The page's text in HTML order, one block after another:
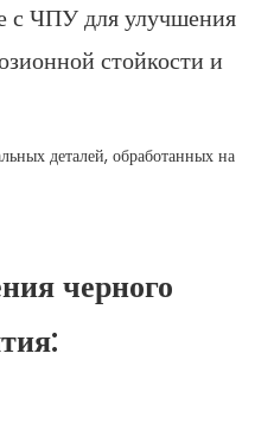
с ЧПУдля улучшения
стойкости и
черного